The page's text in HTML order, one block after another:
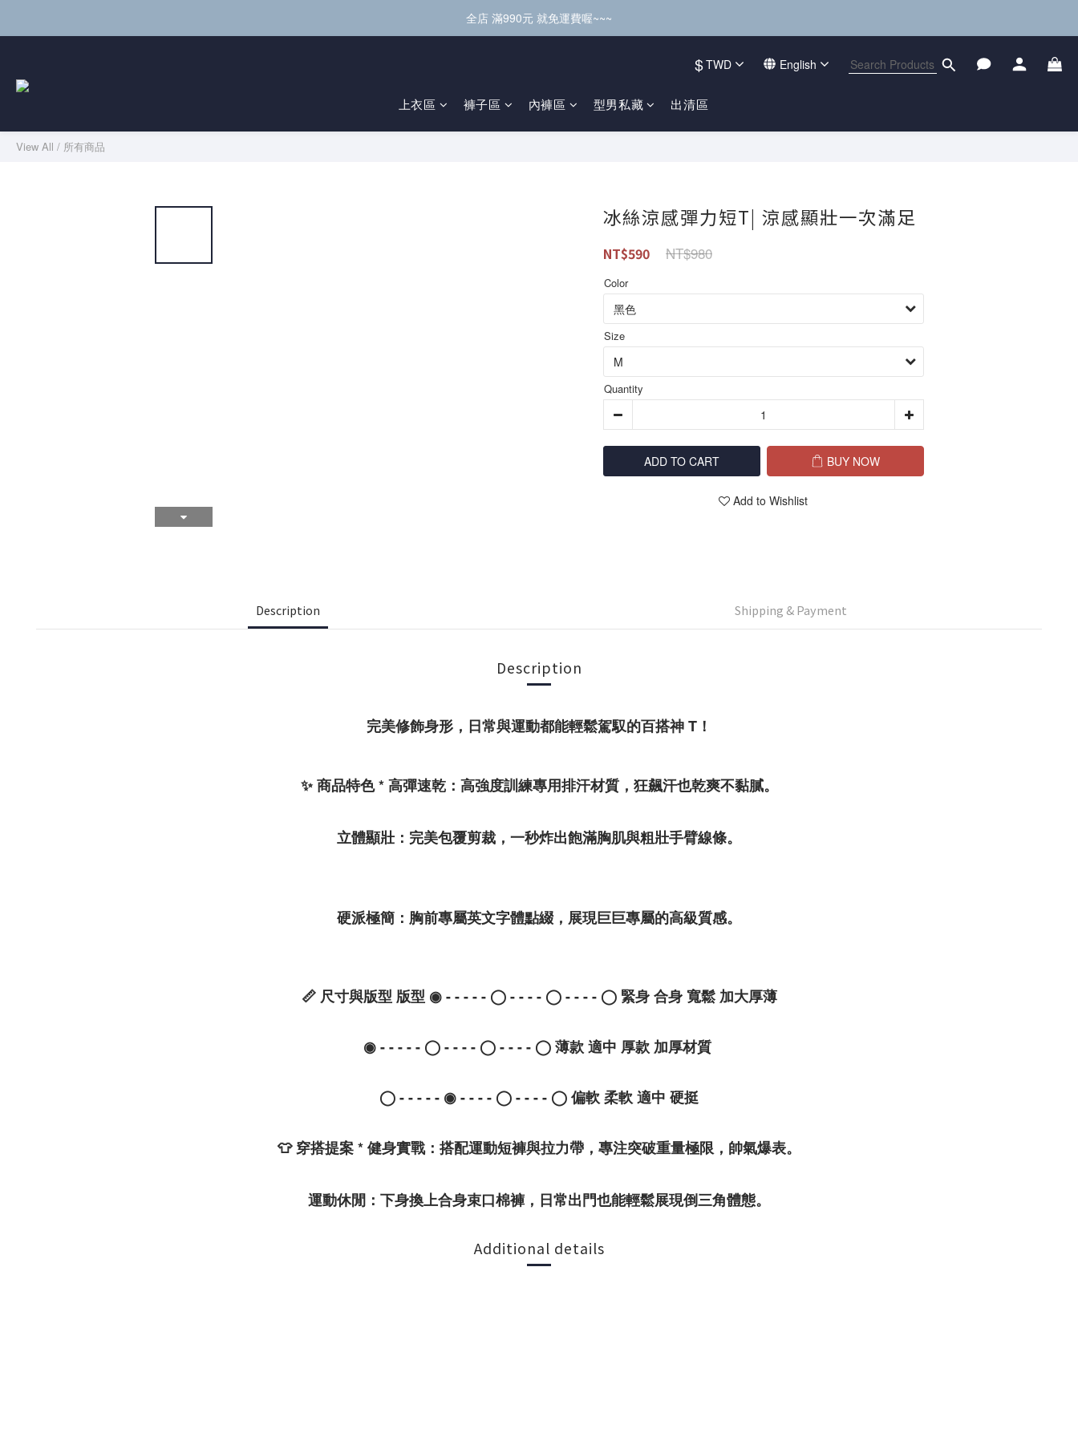
全店 滿990元 就免運費喔~~~
$TWD English
上衣區 褲子區 內褲區 型男私藏 出清區
View All / 所有商品
冰絲涼感彈力短T| 涼感顯壯一次滿足
NT$590 NT$980
Color
Size
Quantity
ADD TO CART BUY NOW
Add to Wishlist
Description Shipping & Payment
Description
完美修飾身形，日常與運動都能輕鬆駕馭的百搭神 T！
✨商品特色*高彈速乾：高強度訓練專用排汗材質，狂飆汗也乾爽不黏膩。
立體顯壯 ：完美包覆剪裁，一秒炸出飽滿胸肌與粗壯手臂線條。
硬派極簡 ：胸前專屬英文字體點綴，展現巨巨專屬的高級質感。
📏 尺寸與版型 版型 ◉ - - - - - ◯ - - - - ◯ - - - - ◯ 緊身 合身 寬鬆 加大厚薄
◉ - - - - - ◯ - - - - ◯ - - - - ◯ 薄款 適中 厚款 加厚材質
◯ - - - - - ◉ - - - - ◯ - - - - ◯ 偏軟 柔軟 適中 硬挺
👕穿搭提案*健身實戰：搭配運動短褲與拉力帶，專注突破重量極限，帥氣爆表。
運動休閒 ：下身換上合身束口棉褲，日常出門也能輕鬆展現倒三角體態。
Additional details